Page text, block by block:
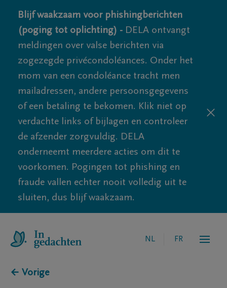
Blijf waakzaam voor phishingberichten
(poging tot oplichting) - DELA ontvangt
meldingen over valse berichten via
zogezegde privécondoléances. Onder het
mom van een condoléance tracht men
mailadressen, andere persoonsgegevens
of een betaling te bekomen. Klik niet op
verdachte links of bijlagen en controleer
de afzender zorgvuldig. DELA
onderneemt meerdere acties om dit te
voorkomen. Pogingen tot phishing en
fraude vallen echter nooit volledig uit te
sluiten, dus blijf waakzaam.
NL FR
← Vorige